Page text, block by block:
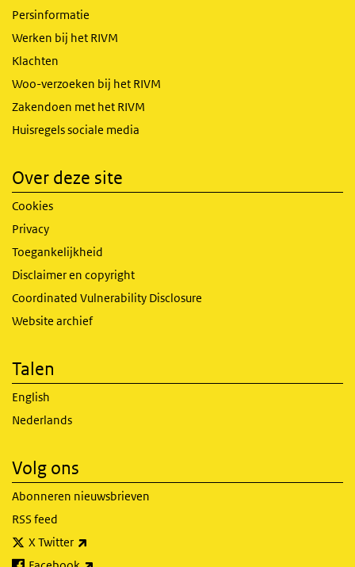
Persinformatie
Werken bij het RIVM
Klachten
Woo-verzoeken bij het RIVM
Zakendoen met het RIVM
Huisregels sociale media
Over deze site
Cookies
Privacy
Toegankelijkheid
Disclaimer en copyright
Coordinated Vulnerability Disclosure
Website archief
Talen
English
Nederlands
Volg ons
Abonneren nieuwsbrieven
RSS feed
X Twitter